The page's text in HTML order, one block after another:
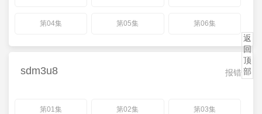
第04集 第05集 第06集
报错
sdm3u8
第01集 第02集 第03集
返
回
顶
部